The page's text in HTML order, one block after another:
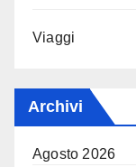
Viaggi
Archivi
Agosto 2026